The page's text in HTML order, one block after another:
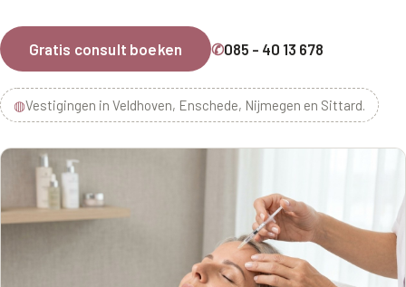
Gratis consult boeken ✆085 - 40 13 678
◍Vestigingen in Veldhoven, Enschede, Nijmegen en Sittard.